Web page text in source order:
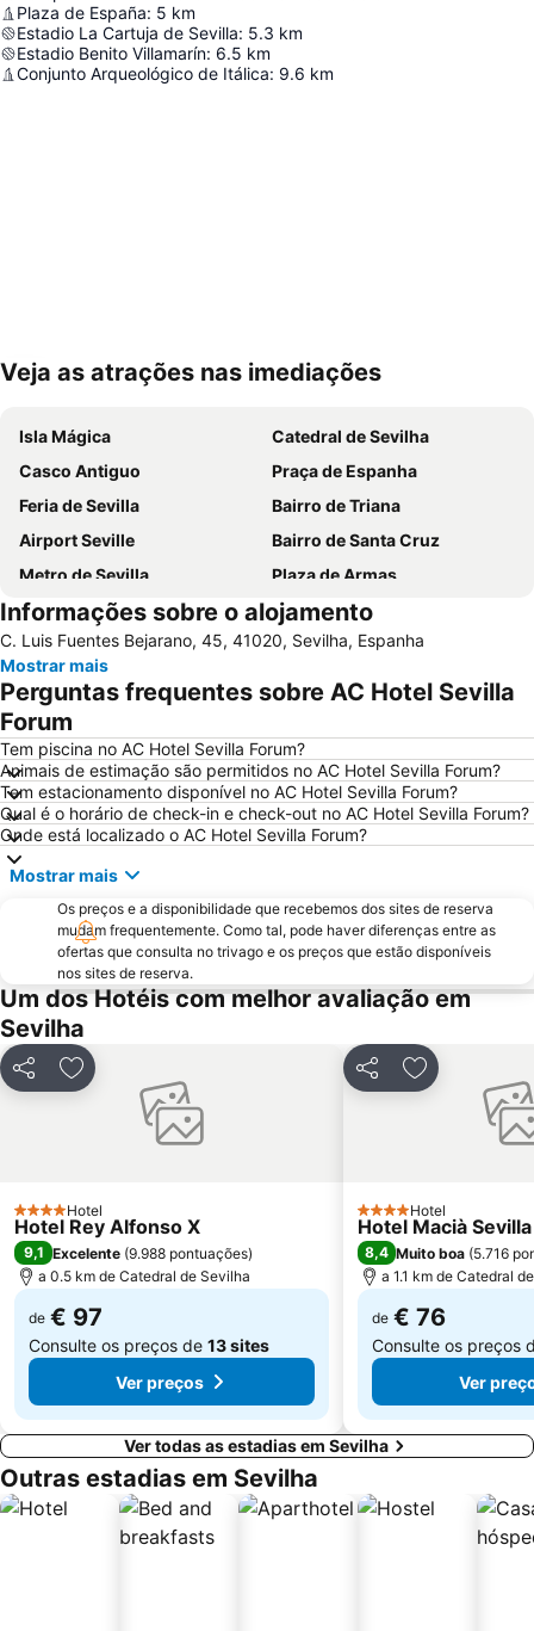
Plaza de España: 5 km
Estadio La Cartuja de Sevilla: 5.3 km
Estadio Benito Villamarín: 6.5 km
Conjunto Arqueológico de Itálica: 9.6 km
Ampliar mapa
Veja as atrações nas imediações
Isla Mágica
Catedral de Sevilha
Casco Antiguo
Praça de Espanha
Feria de Sevilla
Bairro de Triana
Airport Seville
Bairro de Santa Cruz
Metro de Sevilla
Plaza de Armas
Los Remedios
Estación de Autobuses Plaza de Armas
Nervión
Metro Centro
Alameda de Hércules
Plaza de Armas
Praça de touros Maestranza
Centro de las Artes de Sevilla
Macarena Tres Huertas
Estación de Santa Justa
Benito Villamarín Stadium
Triana Oeste
Aeropuerto Viejo
Estadio Olímpico
Ponte de Triana
Zodiaco
Real Alcazar
Triana Este
Giralda
Fibes Sevilla Kongresscenter
Semana Santa
Parque de Maria Luísa
Estadio Ramón Sánchez Pizjuán
Plaza Nueva
Prefeitura de Sevilha
Itálica ciudad romana
Monasterio de La Cartuja
Reserva de Animales exóticos Castillo de las Guardas
Basilica da Macarena
Calle Tetuán
Torre do Ouro
Informações sobre o alojamento
C. Luis Fuentes Bejarano, 45, 41020, Sevilha, Espanha
Mostrar mais
Perguntas frequentes sobre AC Hotel Sevilla
Forum
Tem piscina no AC Hotel Sevilla Forum?
Animais de estimação são permitidos no AC Hotel Sevilla Forum?
Tem estacionamento disponível no AC Hotel Sevilla Forum?
Qual é o horário de check-in e check-out no AC Hotel Sevilla Forum?
Onde está localizado o AC Hotel Sevilla Forum?
Mostrar mais
Os preços e a disponibilidade que recebemos dos sites de reserva
mudam frequentemente. Como tal, pode haver diferenças entre as
ofertas que consulta no trivago e os preços que estão disponíveis
nos sites de reserva.
Um dos Hotéis com melhor avaliação em
Sevilha
PartilharAdicionar aos favoritos
4 Estrelas
Hotel
Hotel Rey Alfonso X
9,1 Excelente (9.988 pontuações)
a 0.5 km de Catedral de Sevilha
de € 97
Consulte os preços de 13 sites
Ver preços
PartilharAdicionar
4 Estrelas
Hotel
Hotel Macià
8,4 Muito boa (5.716
a 1.1 km de Catedral
de € 76
Consulte os preços
Ver
Ver todas as estadias em Sevilha
Outras estadias em Sevilha